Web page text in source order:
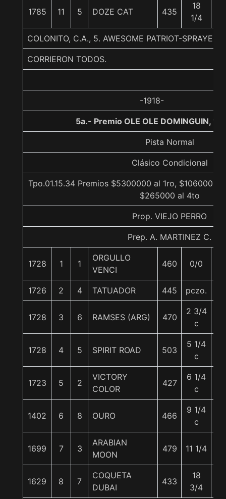
1785 11 5 DOZE CAT 435
18
1/4
COLONITO, C.A., 5. AWESOME PATRIOT-SPRAYED-
CORRIERON TODOS.
-1918-
5a.- Premio OLE OLE DOMINGUIN,
Pista Normal
Clásico Condicional
Tpo.01.15.34 Premios $5300000 al 1ro, $1060000
$265000 al 4to
Prop. VIEJO PERRO
Prep. A. MARTINEZ C.
1728 1 1
ORGULLO
VENCI
460 0/0
1726 2 4 TATUADOR 445 pczo.
1728 3 6 RAMSES (ARG) 470
2 3/4
c
1728 4 5 SPIRIT ROAD 503
5 1/4
c
1723 5 2
VICTORY
COLOR
427
6 1/4
c
1402 6 8 OURO 466
9 1/4
c
1699 7 3
ARABIAN
MOON
479 11 1/4
1629 8 7
COQUETA
DUBAI
433
18
3/4